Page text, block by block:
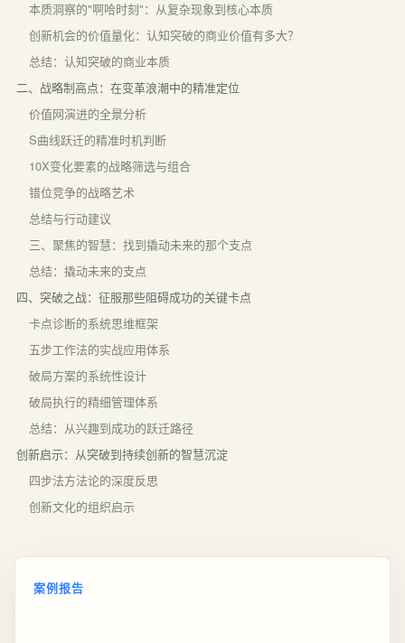
本质洞察的"啊哈时刻"：从复杂现象到核心本质
创新机会的价值量化：认知突破的商业价值有多大？
总结：认知突破的商业本质
二、战略制高点：在变革浪潮中的精准定位
价值网演进的全景分析
S曲线跃迁的精准时机判断
10X变化要素的战略筛选与组合
错位竞争的战略艺术
总结与行动建议
三、聚焦的智慧：找到撬动未来的那个支点
总结：撬动未来的支点
四、突破之战：征服那些阻碍成功的关键卡点
卡点诊断的系统思维框架
五步工作法的实战应用体系
破局方案的系统性设计
破局执行的精细管理体系
总结：从兴趣到成功的跃迁路径
创新启示：从突破到持续创新的智慧沉淀
四步法方法论的深度反思
创新文化的组织启示
案例报告